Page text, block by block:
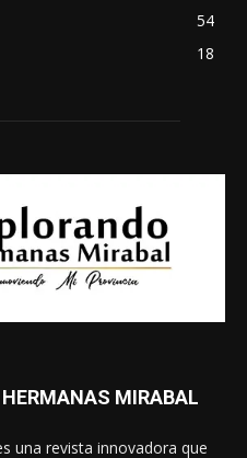
54
18
HERMANAS MIRABAL
una revista innovadora que